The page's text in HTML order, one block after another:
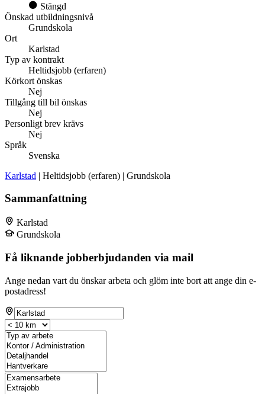
Stängd
Önskad utbildningsnivå
Grundskola
Ort
Karlstad
Typ av kontrakt
Heltidsjobb (erfaren)
Körkort önskas
Nej
Tillgång till bil önskas
Nej
Personligt brev krävs
Nej
Språk
Svenska
Karlstad | Heltidsjobb (erfaren) | Grundskola
Sammanfattning
Karlstad
Grundskola
Få liknande jobberbjudanden via mail
Ange nedan vart du önskar arbeta och glöm inte bort att ange din e-
postadress!